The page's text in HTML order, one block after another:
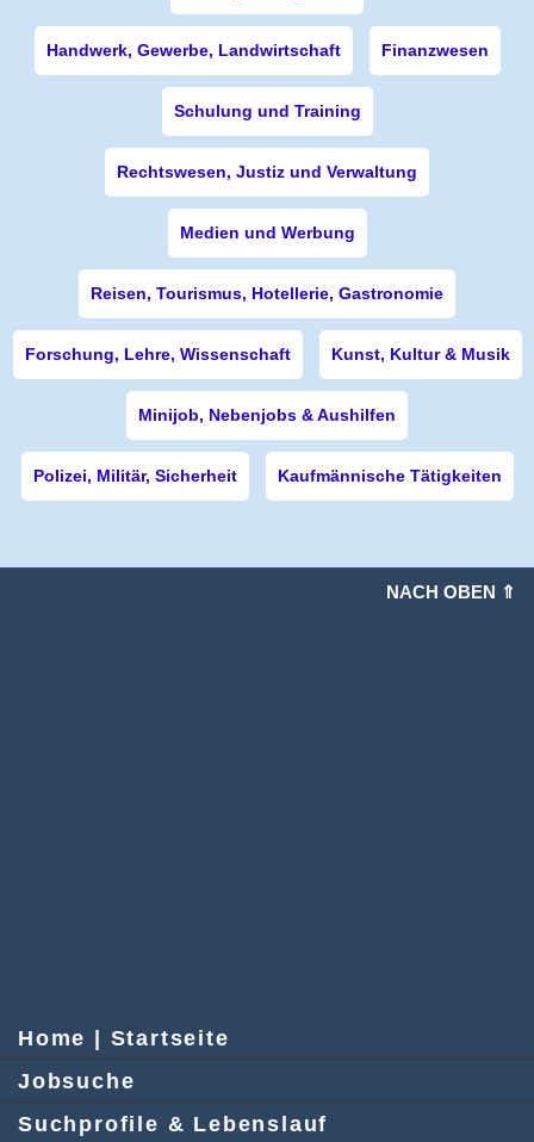
Handwerk, Gewerbe, Landwirtschaft Finanzwesen
Schulung und Training
Rechtswesen, Justiz und Verwaltung
Medien und Werbung
Reisen, Tourismus, Hotellerie, Gastronomie
Forschung, Lehre, Wissenschaft Kunst, Kultur & Musik
Minijob, Nebenjobs & Aushilfen
Polizei, Militär, Sicherheit Kaufmännische Tätigkeiten
NACH OBEN ⇑
Home | Startseite
Jobsuche
Suchprofile & Lebenslauf